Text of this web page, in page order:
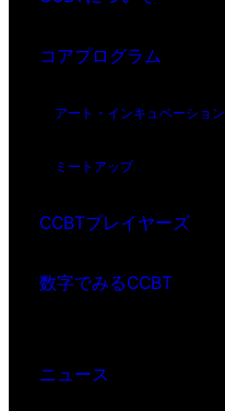
コアプログラム
アート・インキュベーション
ミートアップ
CCBTプレイヤーズ
数字でみるCCBT
ニュース